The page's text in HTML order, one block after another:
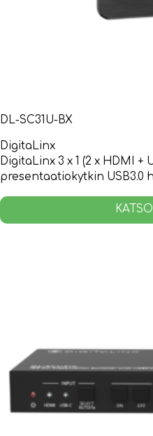
DL-SC31U-BX
DigitaLinx
DigitaLinx 3 x 1 (2 x HDMI
presentaatiokytkin USB3.0